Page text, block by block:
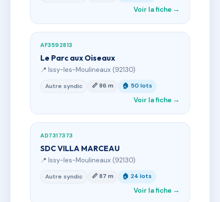
Voir la fiche →
AF3592813
Le Parc aux Oiseaux
📍 Issy-les-Moulineaux (92130)
Autre syndic 📏 86 m 🏠 50 lots
Voir la fiche →
AD7317373
SDC VILLA MARCEAU
📍 Issy-les-Moulineaux (92130)
Autre syndic 📏 87 m 🏠 24 lots
Voir la fiche →